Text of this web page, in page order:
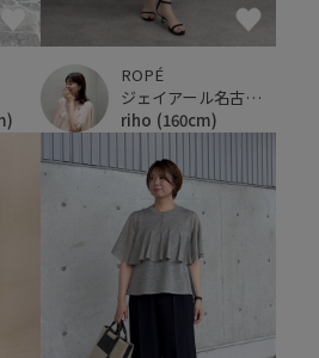
ROPÉ
ジェイアール名古屋タカシマヤ
riho (160cm)